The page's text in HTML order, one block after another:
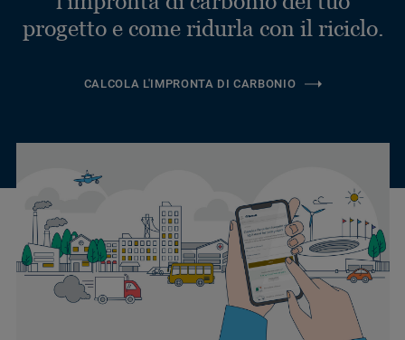
progetto e come ridurla con il riciclo.
CALCOLA L'IMPRONTA DI CARBONIO